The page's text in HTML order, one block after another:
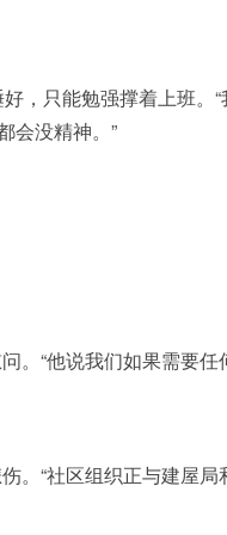
，只能勉强撑着上班。
会没精神。”
。“他说我们如果需要任
。“社区组织正与建屋